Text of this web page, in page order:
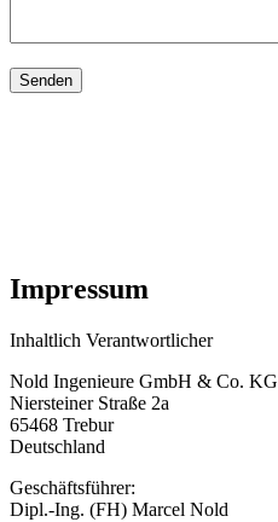
Impressum
Inhaltlich Verantwortlicher
Nold Ingenieure GmbH & Co. KG
Niersteiner Straße 2a
65468 Trebur
Deutschland
Geschäftsführer:
Dipl.-Ing. (FH) Marcel Nold